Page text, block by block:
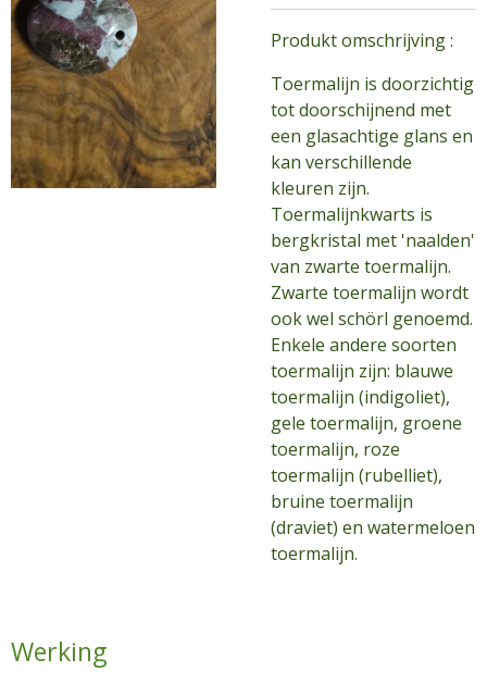
Produkt omschrijving :
Toermalijn is doorzichtig
tot doorschijnend met
een glasachtige glans en
kan verschillende
kleuren zijn.
Toermalijnkwarts is
bergkristal met 'naalden'
van zwarte toermalijn.
Zwarte toermalijn wordt
ook wel schörl genoemd.
Enkele andere soorten
toermalijn zijn: blauwe
toermalijn (indigoliet),
gele toermalijn, groene
toermalijn, roze
toermalijn (rubelliet),
bruine toermalijn
(draviet) en watermeloen
toermalijn.
Werking